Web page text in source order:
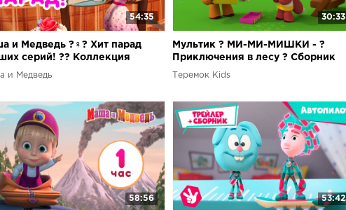
54:35
и Медведь ?‍♀️? Хит парад
серий! ?? Коллекция
серий про Машу ?
и Медведь
30:33
Мультик ? МИ-МИ-МИШКИ - ?
Приключения в лесу ? Сборник
серий ?
Теремок Kids
58:56 53:42